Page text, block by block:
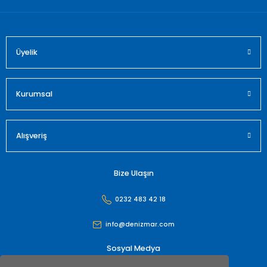
Üyelik
Kurumsal
Alışveriş
Bize Ulaşın
0232 483 42 18
info@denizmar.com
Sosyal Medya